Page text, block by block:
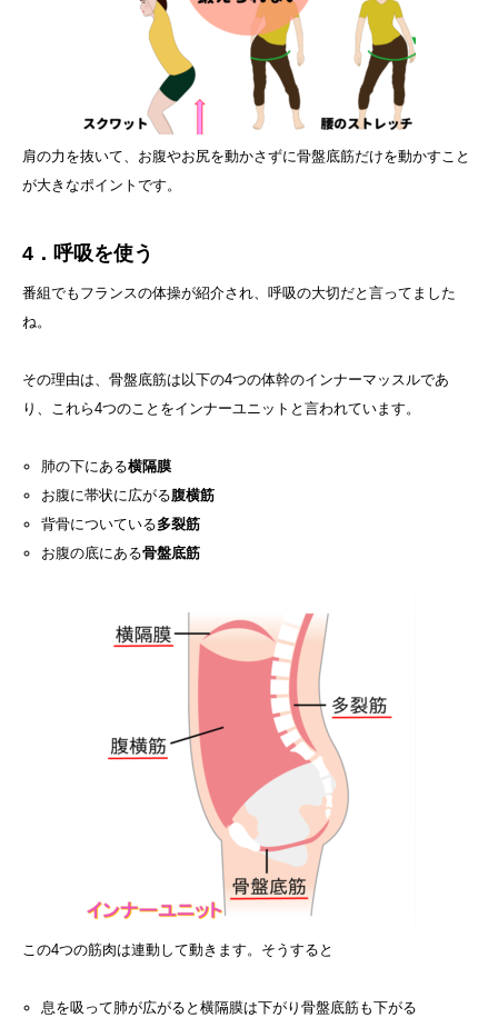
肩の力を抜いて、お腹やお尻を動かさずに骨盤底筋だけを動かすこと
が大きなポイントです。
4．呼吸を使う
番組でもフランスの体操が紹介され、呼吸の大切だと言ってました
ね。
その理由は、骨盤底筋は以下の4つの体幹のインナーマッスルであ
り、これら4つのことをインナーユニットと言われています。
肺の下にある横隔膜
お腹に帯状に広がる腹横筋
背骨についている多裂筋
お腹の底にある骨盤底筋
この4つの筋肉は連動して動きます。そうすると
息を吸って肺が広がると横隔膜は下がり骨盤底筋も下がる